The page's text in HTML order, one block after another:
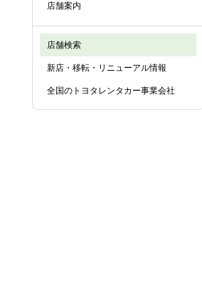
店舗案内
店舗検索
新店・移転・リニューアル情報
全国のトヨタレンタカー事業会社